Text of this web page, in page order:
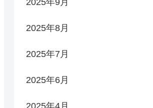
2025年8月
2025年7月
2025年6月
2025年4月